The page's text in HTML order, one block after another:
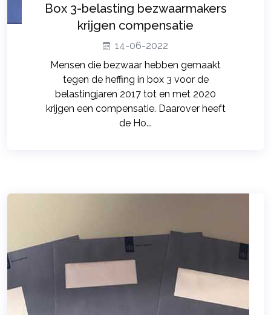
Box 3-belasting bezwaarmakers
krijgen compensatie
14-06-2022
Mensen die bezwaar hebben gemaakt
tegen de heffing in box 3 voor de
belastingjaren 2017 tot en met 2020
krijgen een compensatie. Daarover heeft
de Ho...